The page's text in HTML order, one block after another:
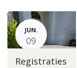
JUN.
09
Registraties